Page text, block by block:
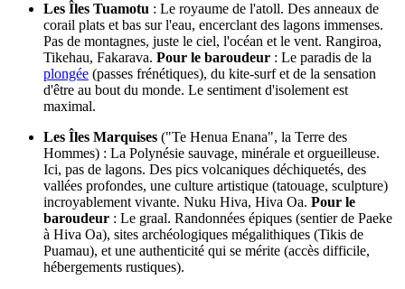
Les Îles Tuamotu : Le royaume de l'atoll. Des anneaux de
corail plats et bas sur l'eau, encerclant des lagons immenses.
Pas de montagnes, juste le ciel, l'océan et le vent. Rangiroa,
Tikehau, Fakarava. Pour le baroudeur : Le paradis de la
plongée (passes frénétiques), du kite-surf et de la sensation
d'être au bout du monde. Le sentiment d'isolement est
maximal.
Les Îles Marquises ("Te Henua Enana", la Terre des
Hommes) : La Polynésie sauvage, minérale et orgueilleuse.
Ici, pas de lagons. Des pics volcaniques déchiquetés, des
vallées profondes, une culture artistique (tatouage, sculpture)
incroyablement vivante. Nuku Hiva, Hiva Oa. Pour le
baroudeur : Le graal. Randonnées épiques (sentier de Paeke
à Hiva Oa), sites archéologiques mégalithiques (Tikis de
Puamau), et une authenticité qui se mérite (accès difficile,
hébergements rustiques).